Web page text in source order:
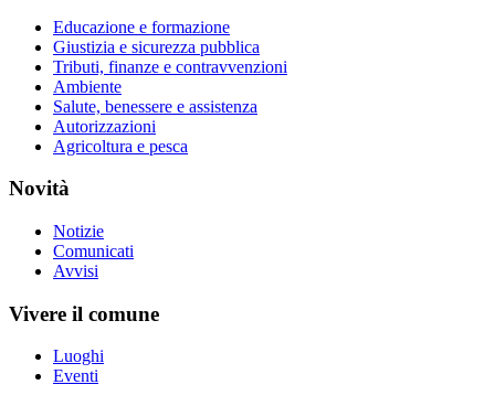
Educazione e formazione
Giustizia e sicurezza pubblica
Tributi, finanze e contravvenzioni
Ambiente
Salute, benessere e assistenza
Autorizzazioni
Agricoltura e pesca
Novità
Notizie
Comunicati
Avvisi
Vivere il comune
Luoghi
Eventi